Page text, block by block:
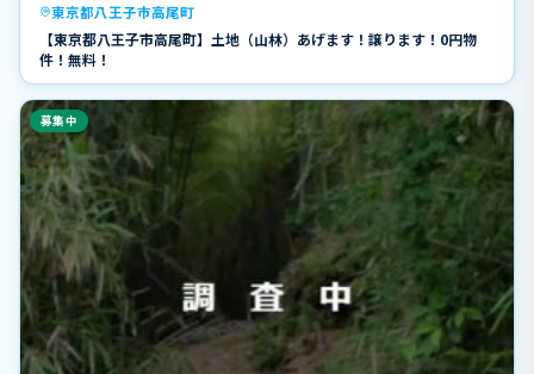
東京都八王子市高尾町
【東京都八王子市高尾町】土地（山林）あげます！譲ります！0円物
件！無料！
募集中